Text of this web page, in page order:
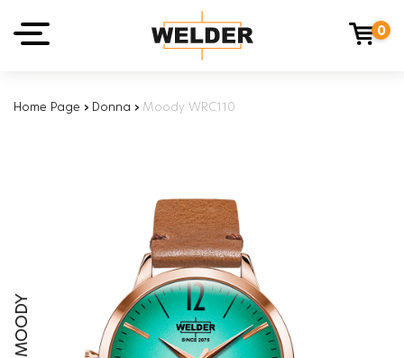
0
Home Page › Donna › Moody WRC110
MOODY